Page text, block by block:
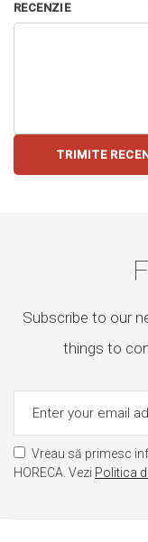
RECENZIE
TRIMITE
Subscribe to our
things to
Vreau să primesc
HORECA. Vezi Politica